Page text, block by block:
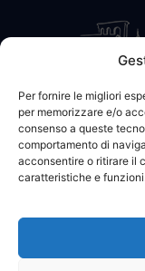
Per fornire le migliori
per memorizzare e/o
consenso a queste
comportamento di
acconsentire o ritirare il
caratteristiche e
© 2002 - 2026